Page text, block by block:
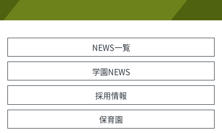
NEWS一覧
学園NEWS
採用情報
保育園